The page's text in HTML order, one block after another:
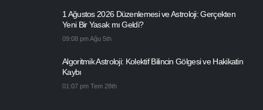
1 Ağustos 2026 Düzenlemesi ve Astroloji: Gerçekten
Yeni Bir Yasak mı Geldi?
09:08 pm Ağu 5th
Algoritmik Astroloji: Kolektif Bilincin Gölgesi ve Hakikatin
Kaybı
01:07 pm Tem 28th